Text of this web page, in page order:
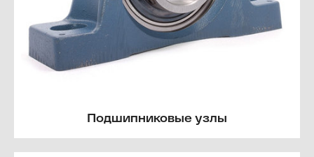
Подшипниковые узлы